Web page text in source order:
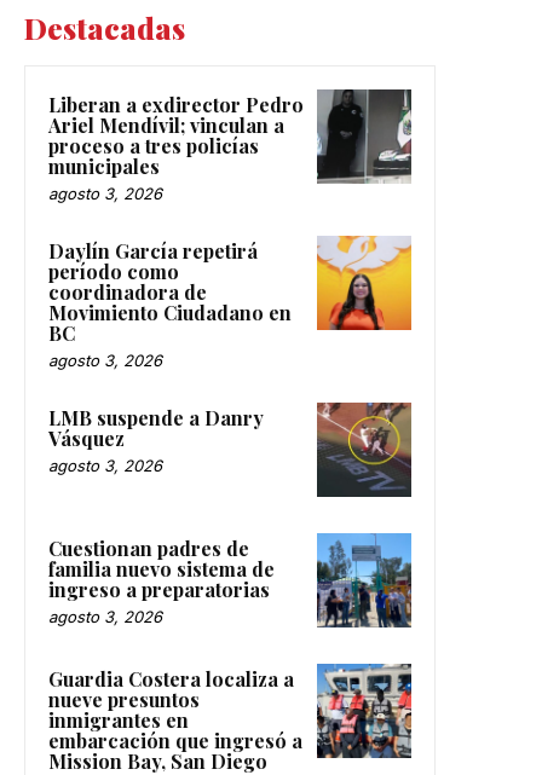
Destacadas
Liberan a exdirector Pedro
Ariel Mendívil; vinculan a
proceso a tres policías
municipales
agosto 3, 2026
Daylín García repetirá
período como
coordinadora de
Movimiento Ciudadano en
BC
agosto 3, 2026
LMB suspende a Danry
Vásquez
agosto 3, 2026
Cuestionan padres de
familia nuevo sistema de
ingreso a preparatorias
agosto 3, 2026
Guardia Costera localiza a
nueve presuntos
inmigrantes en
embarcación que ingresó a
Mission Bay, San Diego